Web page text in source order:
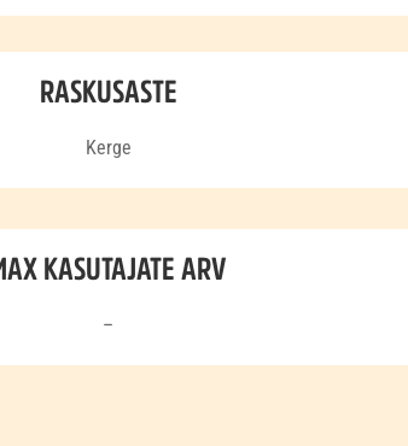
RASKUSASTE
Kerge
KASUTAJATE ARV
–